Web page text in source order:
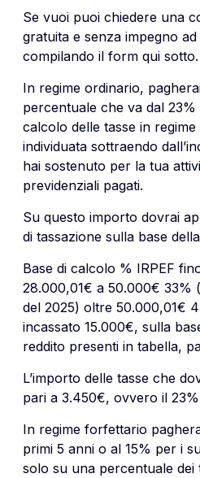
Se vuoi puoi chiedere una
gratuita e senza impegno
compilando il form qui sotto.
In regime ordinario,
percentuale che va dal
calcolo delle tasse in
individuata sottraendo
hai sostenuto per la tua
previdenziali pagati.
Su questo importo dovrai
di tassazione sulla base
Base di calcolo % IRPEF
28.000,01€ a 50.000€ 33%
del 2025) oltre 50.000,01€
incassato 15.000€, sulla
reddito presenti in tabella,
L’importo delle tasse che
pari a 3.450€, ovvero il
In regime forfettario
primi 5 anni o al 15% per i
solo su una percentuale dei